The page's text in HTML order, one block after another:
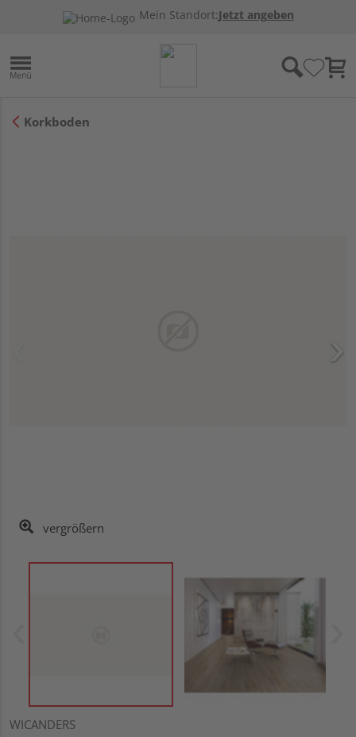
Mein Standort:Jetzt angeben
Korkboden
vergrößern
WICANDERS